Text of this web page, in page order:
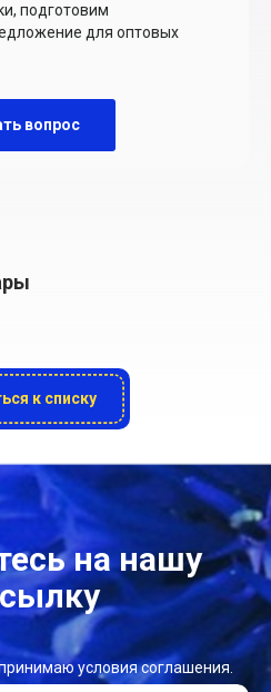
подготовим
для оптовых
вопрос
к списку
на нашу
условия соглашения.